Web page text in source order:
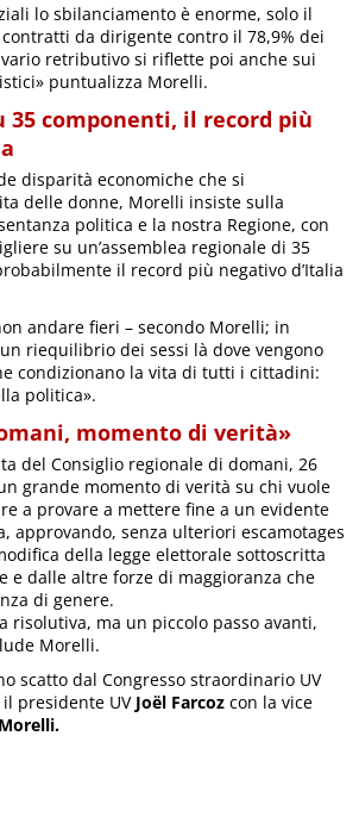
lo sbilanciamento è enorme, solo il
da dirigente contro il 78,9% dei
retributivo si riflette poi anche sui
puntualizza Morelli.
35 componenti, il record più
disparità economiche che si
delle donne, Morelli insiste sulla
politica e la nostra Regione, con
su un’assemblea regionale di 35
il record più negativo d’Italia
andare fieri – secondo Morelli; in
riequilibrio dei sessi là dove vengono
condizionano la vita di tutti i cittadini:
politica».
momento di verità»
del Consiglio regionale di domani, 26
grande momento di verità su chi vuole
a provare a mettere fine a un evidente
approvando, senza ulteriori escamotages
della legge elettorale sottoscritta
e dalle altre forze di maggioranza che
di genere.
risolutiva, ma un piccolo passo avanti,
Morelli.
scatto dal Congresso straordinario UV
presidente UVJoël Farcoz con la vice